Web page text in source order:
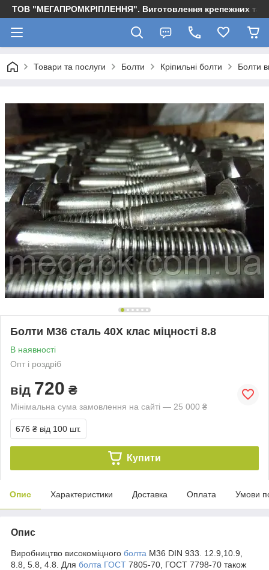
ТОВ "МЕГАПРОМКРІПЛЕННЯ". Виготовлення крепежних та
Товари та послуги Болти Кріпильні болти Болти
Болти М36 сталь 40Х клас міцності 8.8
В наявності
Опт і роздріб
від 720 ₴
Мінімальна сума замовлення на сайті — 25 000 ₴
676 ₴ від 100 шт.
Купити
Опис Характеристики Доставка Оплата Умови
Опис
Виробництво високоміцного болта М36 DIN 933. 12.9,10.9,
8.8, 5.8, 4.8. Для болта ГОСТ 7805-70, ГОСТ 7798-70 також